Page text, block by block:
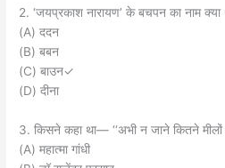
2. ‘जयप्रकाश नारायण’ के बचपन का नाम
(A) ददन
(B) बबन
(C) बाउन✓
(D) दीना
3. किसने कहा था— ‘‘अभी न जाने कितने
(A) महात्मा गांधी